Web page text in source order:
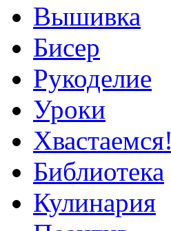
Вышивка
Бисер
Рукоделие
Уроки
Хвастаемся!
Библиотека
Кулинария